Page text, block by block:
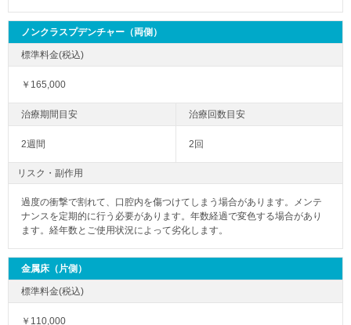
ノンクラスプデンチャー（両側）
￥165,000
2週間 2回
リスク・副作用
過度の衝撃で割れて、口腔内を傷つけてしまう場合があります。メンテ
ナンスを定期的に行う必要があります。年数経過で変色する場合があり
ます。経年数とご使用状況によって劣化します。
金属床（片側）
￥110,000